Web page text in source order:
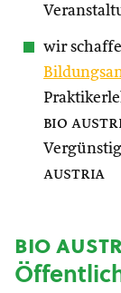
wir
bio
austria
bio